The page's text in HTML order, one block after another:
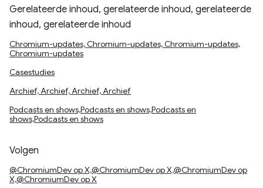
Gerelateerde inhoud, gerelateerde inhoud, gerelateerde
inhoud, gerelateerde inhoud
Chromium-updates, Chromium-updates, Chromium-updates,
Chromium-updates
Casestudies
Archief, Archief, Archief, Archief
Podcasts en shows,Podcasts en shows,Podcasts en
shows,Podcasts en shows
Volgen
@ChromiumDev op X,@ChromiumDev op X,@ChromiumDev op
X,@ChromiumDev op X